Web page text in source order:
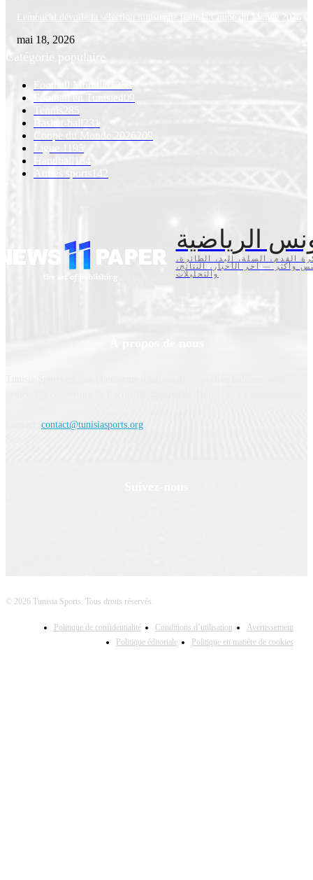
Lemouchi dévoile la sélection tunisienne pour la Coupe du Monde 2026
mai 18, 2026
Catégorie populaire
Football Mondial
1259
Football en Tunisie 409
Tennis
285
Basket-ball
231
Coupe du Monde 2026 209
Ligue 1
195
Handball
154
Autres sports 142
الرياضية
القدم، السلة، اليد، الطائرة،
وأكثر — آخر الأخبار، النتائج،
والتحليلات
contact@tunisiasports.org
© 2026 Tunisia Sports. Tous droits réservés.
Politique de confidentialité Conditions d’utilisation
Avertissement
Politique éditoriale
Politique en matière de cookies